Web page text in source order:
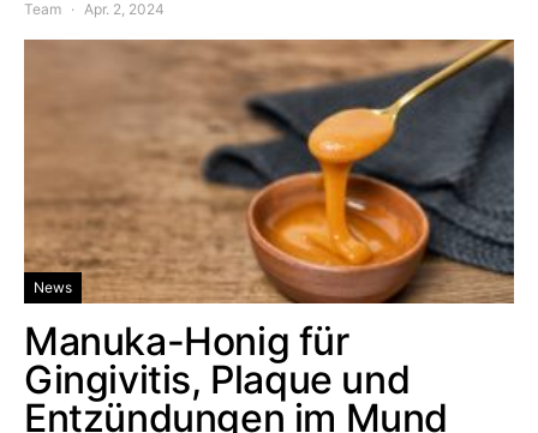
Team Apr. 2, 2024
News
Manuka-Honig für
Gingivitis, Plaque und
Entzündungen im Mund